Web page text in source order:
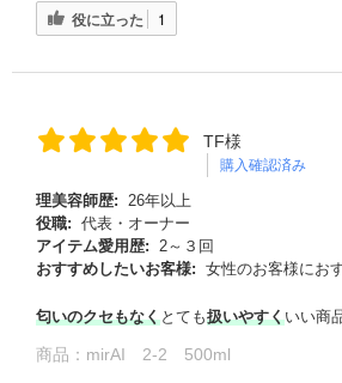
役に立った 1
TF様
購入確認済み
理美容師歴:
26年以上
役職: 代表・オーナー
アイテム愛用歴:
2～３回
おすすめしたいお客様: 女性のお客様にお
匂いのクセもなくとても扱いやすくいい商
商品： mirAI 2-2 500ml